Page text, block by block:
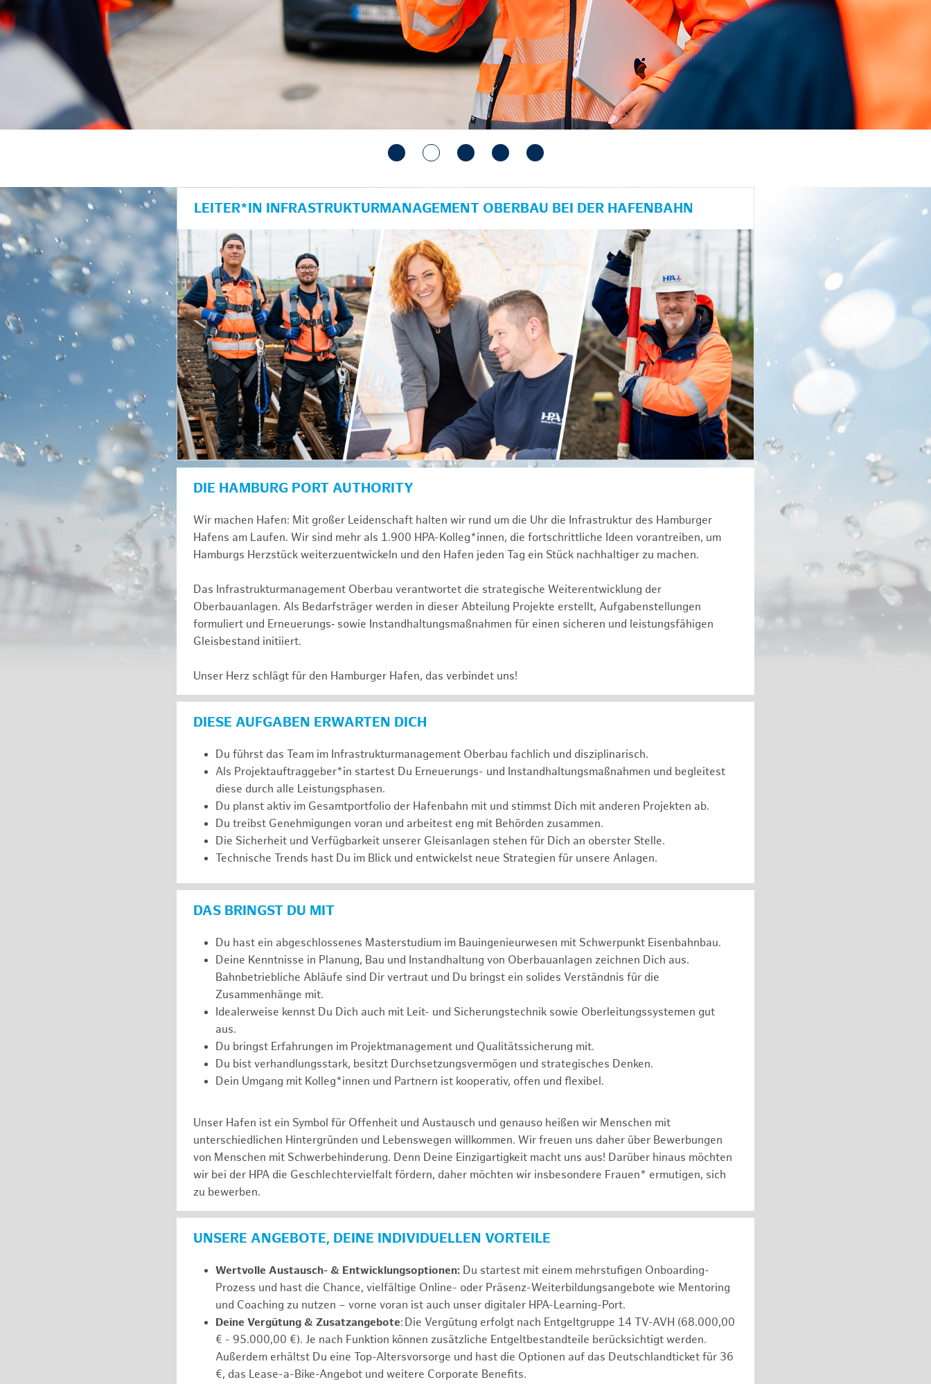
anzeigen/schließen
LEITER*IN INFRASTRUKTURMANAGEMENT OBERBAU BEI DER HAFENBAHN
DIE HAMBURG PORT AUTHORITY
Wir machen Hafen: Mit großer Leidenschaft halten wir rund um die Uhr die Infrastruktur des Hamburger
Hafens am Laufen. Wir sind mehr als 1.900 HPA-Kolleg*innen, die fortschrittliche Ideen vorantreiben, um
Hamburgs Herzstück weiterzuentwickeln und den Hafen jeden Tag ein Stück nachhaltiger zu machen.
Das Infrastrukturmanagement Oberbau verantwortet die strategische Weiterentwicklung der
Oberbauanlagen. Als Bedarfsträger werden in dieser Abteilung Projekte erstellt, Aufgabenstellungen
formuliert und Erneuerungs‑ sowie Instandhaltungsmaßnahmen für einen sicheren und leistungsfähigen
Gleisbestand initiiert.
Unser Herz schlägt für den Hamburger Hafen, das verbindet uns!
DIESE AUFGABEN ERWARTEN DICH
Du führst das Team im Infrastrukturmanagement Oberbau fachlich und disziplinarisch.
Als Projektauftraggeber*in startest Du Erneuerungs- und Instandhaltungsmaßnahmen und begleitest
diese durch alle Leistungsphasen.
Du planst aktiv im Gesamtportfolio der Hafenbahn mit und stimmst Dich mit anderen Projekten ab.
Du treibst Genehmigungen voran und arbeitest eng mit Behörden zusammen.
Die Sicherheit und Verfügbarkeit unserer Gleisanlagen stehen für Dich an oberster Stelle.
Technische Trends hast Du im Blick und entwickelst neue Strategien für unsere Anlagen.
DAS BRINGST DU MIT
Du hast ein abgeschlossenes Masterstudium im Bauingenieurwesen mit Schwerpunkt Eisenbahnbau.
Deine Kenntnisse in Planung, Bau und Instandhaltung von Oberbauanlagen zeichnen Dich aus.
Bahnbetriebliche Abläufe sind Dir vertraut und Du bringst ein solides Verständnis für die
Zusammenhänge mit.
Idealerweise kennst Du Dich auch mit Leit- und Sicherungstechnik sowie Oberleitungssystemen gut
aus.
Du bringst Erfahrungen im Projektmanagement und Qualitätssicherung mit.
Du bist verhandlungsstark, besitzt Durchsetzungsvermögen und strategisches Denken.
Dein Umgang mit Kolleg*innen und Partnern ist kooperativ, offen und flexibel.
Unser Hafen ist ein Symbol für Offenheit und Austausch und genauso heißen wir Menschen mit
unterschiedlichen Hintergründen und Lebenswegen willkommen. Wir freuen uns daher über Bewerbungen
von Menschen mit Schwerbehinderung. Denn Deine Einzigartigkeit macht uns aus! Darüber hinaus möchten
wir bei der HPA die Geschlechtervielfalt fördern, daher möchten wir insbesondere Frauen* ermutigen, sich
zu bewerben.
UNSERE ANGEBOTE, DEINE INDIVIDUELLEN VORTEILE
Wertvolle Austausch- & Entwicklungsoptionen: Du startest mit einem mehrstufigen Onboarding-
Prozess und hast die Chance, vielfältige Online- oder Präsenz-Weiterbildungsangebote wie Mentoring
und Coaching zu nutzen – vorne voran ist auch unser digitaler HPA-Learning-Port.
Deine Vergütung & Zusatzangebote: Die Vergütung erfolgt nach Entgeltgruppe 14 TV-AVH (68.000,00
€ - 95.000,00 €). Je nach Funktion können zusätzliche Entgeltbestandteile berücksichtigt werden.
Außerdem erhältst Du eine Top-Altersvorsorge und hast die Optionen auf das Deutschlandticket für 36
€, das Lease-a-Bike-Angebot und weitere Corporate Benefits.